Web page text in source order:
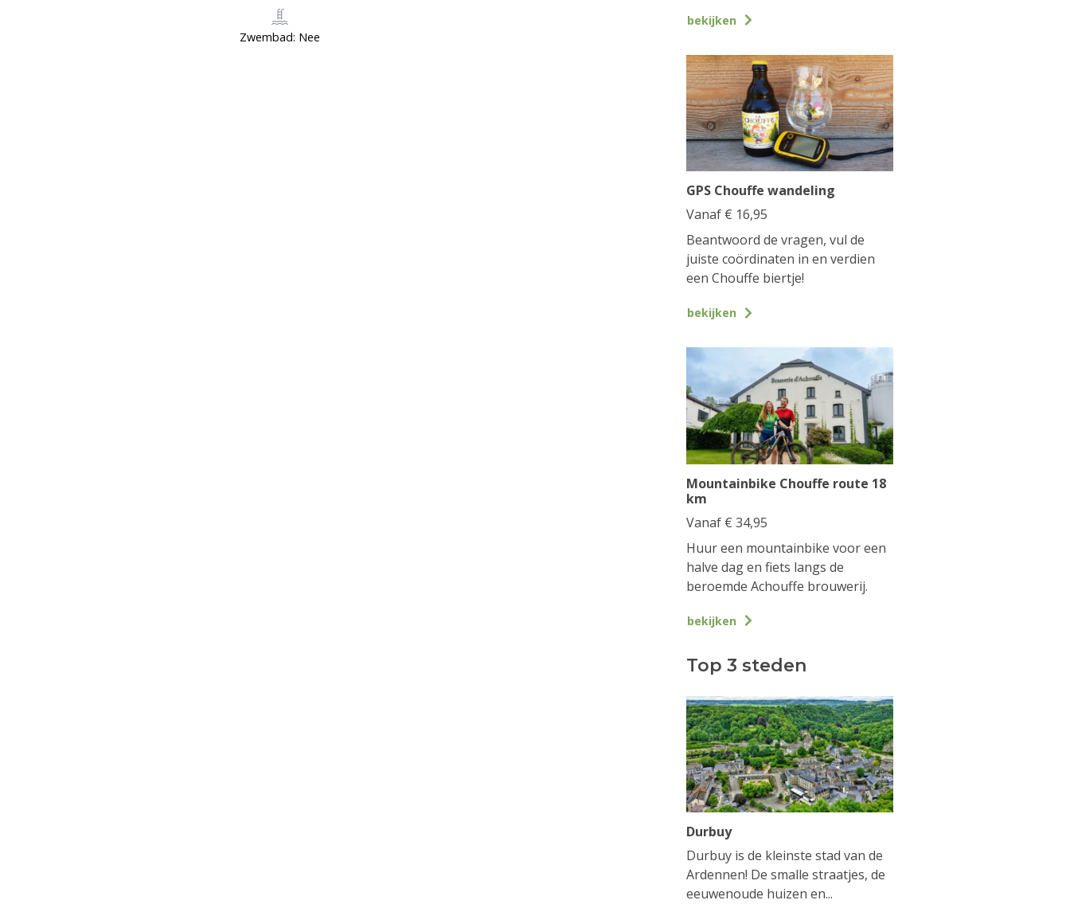
Zwembad: Nee
bekijken
GPS Chouffe wandeling
Vanaf € 16,95
Beantwoord de vragen, vul de
juiste coördinaten in en verdien
een Chouffe biertje!
bekijken
Mountainbike Chouffe route 18
km
Vanaf € 34,95
Huur een mountainbike voor een
halve dag en fiets langs de
beroemde Achouffe brouwerij.
bekijken
Top 3 steden
Durbuy
Durbuy is de kleinste stad van de
Ardennen! De smalle straatjes, de
eeuwenoude huizen en...